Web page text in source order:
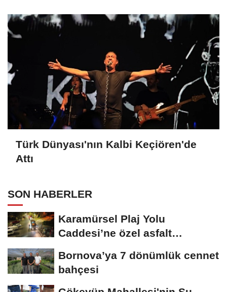
Türk Dünyası'nın Kalbi Keçiören'de
Attı
SON HABERLER
Karamürsel Plaj Yolu
Caddesi’ne özel asfalt
Bornova’ya 7 dönümlük cennet
bahçesi